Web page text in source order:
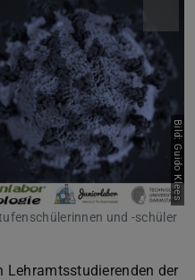
Bild: Guido Klees
und -schüler
Lehramtsstudierenden der